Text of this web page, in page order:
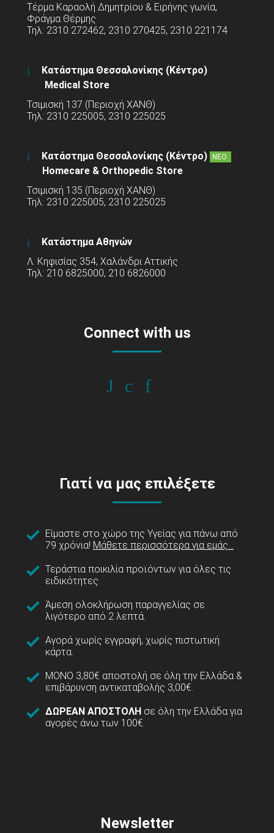
Τέρμα Καραολή Δημητρίου & Ειρήνης γωνία,
Φράγμα Θέρμης
Τηλ: 2310 272462, 2310 270425, 2310 221174
Κατάστημα Θεσσαλονίκης (Κέντρο)
Medical Store
Τσιμισκή 137 (Περιοχή ΧΑΝΘ)
Τηλ: 2310 225005, 2310 225025
Κατάστημα Θεσσαλονίκης (Κέντρο) ΝΕΟ
Homecare & Orthopedic Store
Τσιμισκή 135 (Περιοχή ΧΑΝΘ)
Τηλ: 2310 225005, 2310 225025
Κατάστημα Αθηνών
Λ. Κηφισίας 354, Χαλάνδρι Αττικής
Τηλ: 210 6825000, 210 6826000
Connect with us
Γιατί να μας επιλέξετε
Είμαστε στο χώρο της Υγείας για πάνω από
79 χρόνια! Μάθετε περισσότερα για εμάς...
Τεράστια ποικιλία προϊόντων για όλες τις
ειδικότητες.
Άμεση ολοκλήρωση παραγγελίας σε
λιγότερο από 2 λεπτά.
Αγορά χωρίς εγγραφή, χωρίς πιστωτική
κάρτα.
ΜΟΝΟ 3,80€ αποστολή σε όλη την Ελλάδα &
επιβάρυνση αντικαταβολής 3,00€.
ΔΩΡΕΑΝ ΑΠΟΣΤΟΛΗ σε όλη την Ελλάδα για
αγορές άνω των 100€.
Newsletter